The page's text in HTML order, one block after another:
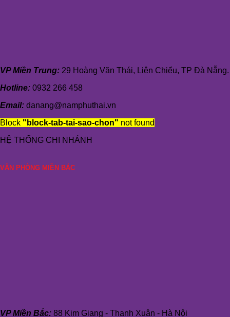
VP Miền Trung: 29 Hoàng Văn Thái, Liên Chiểu, TP Đà Nẵng.
Hotline: 0932 266 458
Email: danang@namphuthai.vn
Block "block-tab-tai-sao-chon" not found
HỆ THỐNG CHI NHÁNH
VĂN PHÒNG MIỀN BẮC
VP Miền Bắc: 88 Kim Giang - Thanh Xuân - Hà Nội